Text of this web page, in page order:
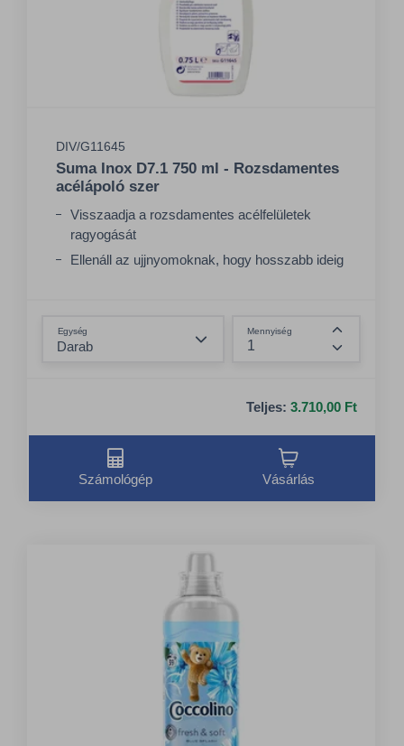
DIV/G11645
Suma Inox D7.1 750 ml - Rozsdamentes
acélápoló szer
Visszaadja a rozsdamentes acélfelületek
ragyogását
Ellenáll az ujjnyomoknak, hogy hosszabb ideig
Egység Mennyiség
Összeg
Teljes: 3.710,00 Ft
Számológép Vásárlás